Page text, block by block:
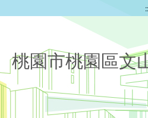
桃園市桃園區文